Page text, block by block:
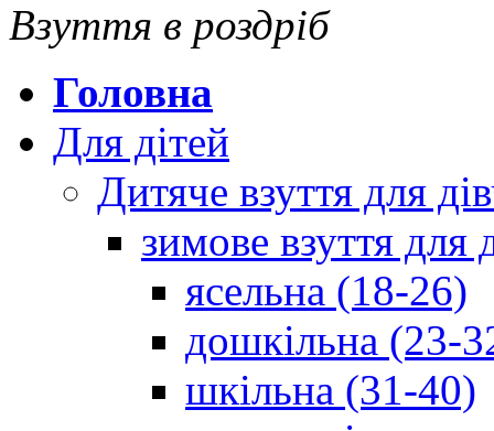
Взуття в роздріб
Головна
Для дітей
Дитяче взуття для
зимове взуття для
ясельна (18-26)
дошкільна (23-
шкільна (31-40)